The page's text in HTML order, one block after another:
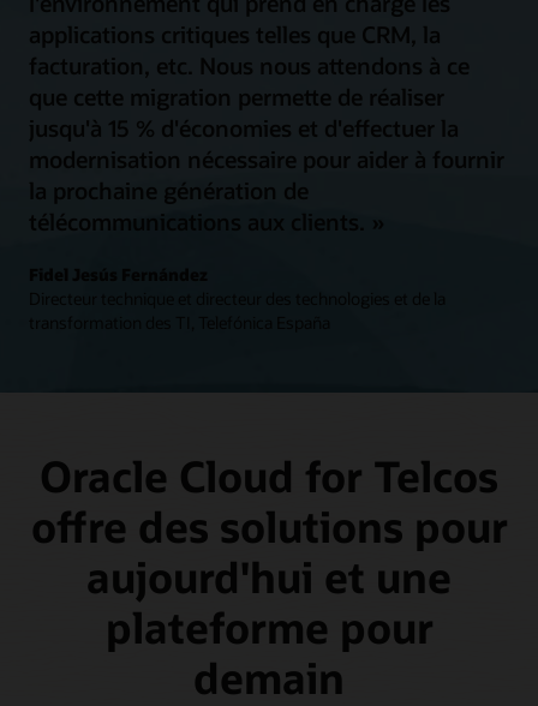
applications critiques telles que CRM, la
facturation, etc. Nous nous attendons à ce
que cette migration permette de réaliser
jusqu'à 15 % d'économies et d'effectuer la
modernisation nécessaire pour aider à fournir
la prochaine génération de
télécommunications aux clients. »
Oracle Cloud for Telcos
offre des solutions pour
aujourd'hui et une
plateforme pour
demain